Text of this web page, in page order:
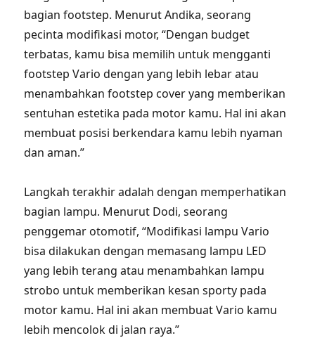
bagian footstep. Menurut Andika, seorang
pecinta modifikasi motor, “Dengan budget
terbatas, kamu bisa memilih untuk mengganti
footstep Vario dengan yang lebih lebar atau
menambahkan footstep cover yang memberikan
sentuhan estetika pada motor kamu. Hal ini akan
membuat posisi berkendara kamu lebih nyaman
dan aman.”
Langkah terakhir adalah dengan memperhatikan
bagian lampu. Menurut Dodi, seorang
penggemar otomotif, “Modifikasi lampu Vario
bisa dilakukan dengan memasang lampu LED
yang lebih terang atau menambahkan lampu
strobo untuk memberikan kesan sporty pada
motor kamu. Hal ini akan membuat Vario kamu
lebih mencolok di jalan raya.”